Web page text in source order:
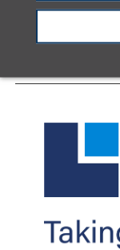
LinkedIn